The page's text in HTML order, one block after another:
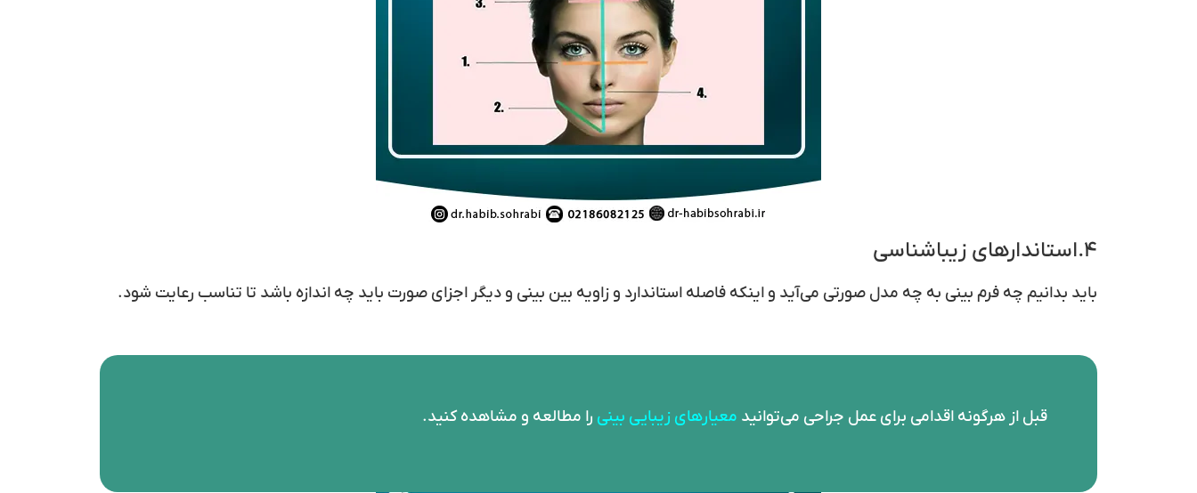
۴.استاندارهای زیباشناسی
باید بدانیم چه فرم بینی به چه مدل صورتی می‌آید و اینکه فاصله استاندارد و زاویه بین بینی و دیگر اجزای صورت باید چه اندازه باشد تا تناسب رعایت شود.
قبل از هرگونه اقدامی برای عمل جراحی می‌توانید معیارهای زیبایی بینی را مطالعه و مشاهده کنید.